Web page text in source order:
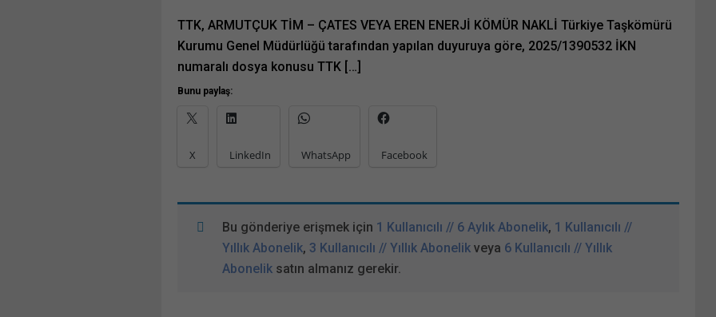
TTK, ARMUTÇUK TİM – ÇATES VEYA EREN ENERJİ KÖMÜR NAKLİ Türkiye Taşkömürü
Kurumu Genel Müdürlüğü tarafından yapılan duyuruya göre, 2025/1390532 İKN
numaralı dosya konusu TTK […]
Bunu paylaş:
X LinkedIn WhatsApp Facebook
Bu gönderiye erişmek için 1 Kullanıcılı // 6 Aylık Abonelik, 1 Kullanıcılı //
Yıllık Abonelik, 3 Kullanıcılı // Yıllık Abonelik veya 6 Kullanıcılı // Yıllık
Abonelik satın almanız gerekir.